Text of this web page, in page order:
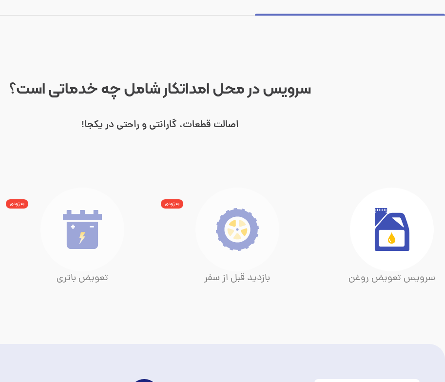
سرویس در محل امداتکار شامل چه خدماتی است؟
اصالت قطعات، گارانتی و راحتی در یکجا!
سرویس تعویض روغن بازدید قبل از سفر تعویض باتری